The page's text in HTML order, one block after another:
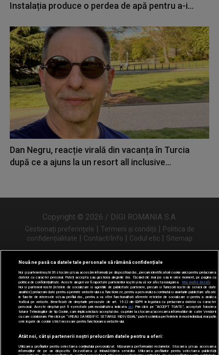
Instalația produce o perdea de apă pentru a-i...
Dan Negru, reacție virală din vacanța în Turcia
după ce a ajuns la un resort all inclusive...
Copyright © 2026 / DIGI ROMANIA S.A.
Gestionați preferințele | Termeni și condiții | Politica de
confidențialitate | Contact/Info | Codul etic | Sitemap
Urmărește-ne și pe
Nouă ne pasă ca datele tale personale să rămână confidențiale
Noi și partenerii noștri31 stocăm și/sau accesăm informații pe dispozitivul dvs., precum identificatorii cookie unici pentru prelucrarea
datelor cu caracter personal. Puteți accepta sau gestiona alegerile dvs. făcând clic mai jos sau în orice moment, pe pagina cu
politica de confidențialitate. Aceste alegeri vor fi raportate partenerilor noștri și nu vă vor afecta navigarea.
Mai multe detalii
Noi si partenerii nostri (retelele de socializare si agentiile de publicitate partenere, precum si furnizorii nostri de servicii de date
analitice) prelucram date pentru a permite website-ului sa functioneze, pentru a personaliza continutul si anunturile publicitare afisate
in functie de interesele si/sau profilul dvs., pentru a va oferi functionalitati aferente retelelor de socializare si pentru a analiza
traficul pe website. Beneficiati de drepturile prevazute de art. 15-22 din GDPR in legatura cu prelucrarea datelor cu caracter
personal. Aceste drepturi pot fi exercitate prin modalitatea indicata aici. Prin click pe “ACCEPT TOATE”, acceptati folosirea
tuturor Tehnologiilor de tip Cookie, care implica inclusiv acceptul dvs. cu privire la stocarea/accesarea informatiilor de catre Vendor-ii
cu care colaboram. Prin click pe “VREAU SA MODIFIC SETARILE INDIVIDUAL” puteti schimba preferintele in mod individual, mai putin
cele legate de cookie strict necesare pentru functionarea website-ului.
Atât noi, cât și partenerii noștri prelucrăm datele pentru a oferi:
Utilizarea profilurilor pentru selectarea conținutului personalizat. Măsurarea performanței reclamelor. Stocarea și/sau accesarea
informațiilor de pe un dispozitiv. Dezvoltarea și îmbunătățirea serviciilor. Utilizarea profilurilor pentru selectarea publicității